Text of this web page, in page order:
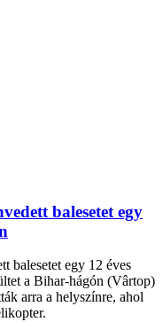
balesetet egy
balesetet egy 12 éves
a Bihar-hágón (Vârtop)
arra a helyszínre, ahol